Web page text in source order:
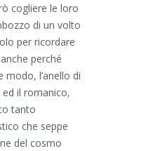
cogliere le loro
di un volto
per ricordare
perché
modo, l’anello di
il romanico,
tanto
che seppe
del cosmo